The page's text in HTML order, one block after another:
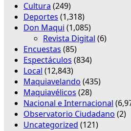
Cultura (249)
Deportes (1,318)
Don Maqui (1,085)
Revista Digital (6)
Encuestas (85)
Espectáculos (834)
Local (12,843)
Maquiavelando (435)
Maquiavélicos (28)
Nacional e Internacional
Observatorio Ciudadano (2)
Uncategorized (121)